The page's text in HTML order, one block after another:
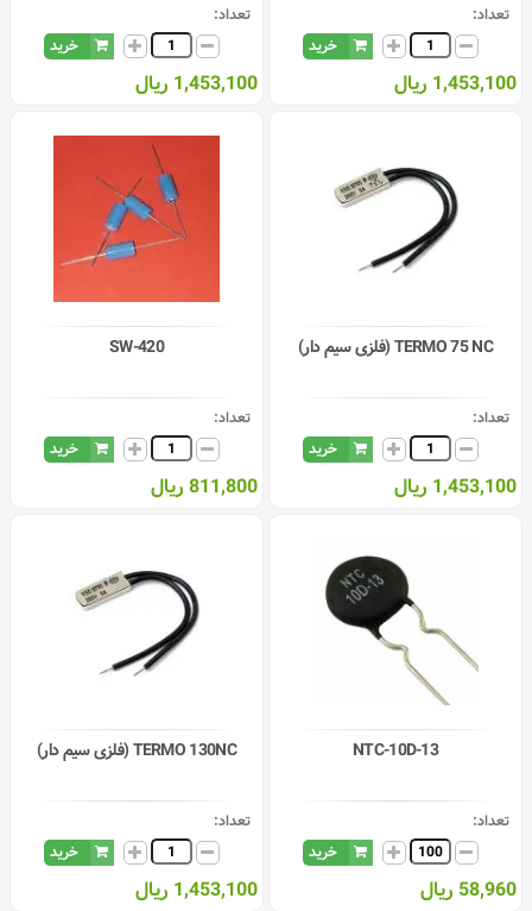
تعداد:
خرید
1,453,100 ریال
تعداد:
خرید
1,453,100 ریال
TERMO 75 NC (فلزی سیم دار)
تعداد:
خرید
1,453,100 ریال
SW-420
تعداد:
خرید
811,800 ریال
NTC-10D-13
تعداد:
خرید
58,960 ریال
TERMO 130NC (فلزی سیم دار)
تعداد:
خرید
1,453,100 ریال